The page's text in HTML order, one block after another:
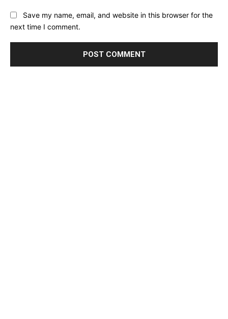
Save my name, email, and website in this browser for the
next time I comment.